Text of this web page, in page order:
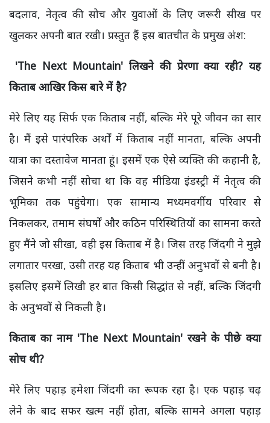
बदलाव, नेतृत्व की सोच और युवाओं के लिए जरूरी सीख पर
खुलकर अपनी बात रखी। प्रस्तुत हैं इस बातचीत के प्रमुख अंश:
'The Next Mountain' लिखने की प्रेरणा क्या रही? यह
किताब आखिर किस बारे में है?
मेरे लिए यह सिर्फ एक किताब नहीं, बल्कि मेरे पूरे जीवन का सार
है। मैं इसे पारंपरिक अर्थों में किताब नहीं मानता, बल्कि अपनी
यात्रा का दस्तावेज मानता हूं। इसमें एक ऐसे व्यक्ति की कहानी है,
जिसने कभी नहीं सोचा था कि वह मीडिया इंडस्ट्री में नेतृत्व की
भूमिका तक पहुंचेगा। एक सामान्य मध्यमवर्गीय परिवार से
निकलकर, तमाम संघर्षों और कठिन परिस्थितियों का सामना करते
हुए मैंने जो सीखा, वही इस किताब में है। जिस तरह जिंदगी ने मुझे
लगातार परखा, उसी तरह यह किताब भी उन्हीं अनुभवों से बनी है।
इसलिए इसमें लिखी हर बात किसी सिद्धांत से नहीं, बल्कि जिंदगी
के अनुभवों से निकली है।
किताब का नाम 'The Next Mountain' रखने के पीछे क्या
सोच थी?
मेरे लिए पहाड़ हमेशा जिंदगी का रूपक रहा है। एक पहाड़ चढ़
लेने के बाद सफर खत्म नहीं होता, बल्कि सामने अगला पहाड़